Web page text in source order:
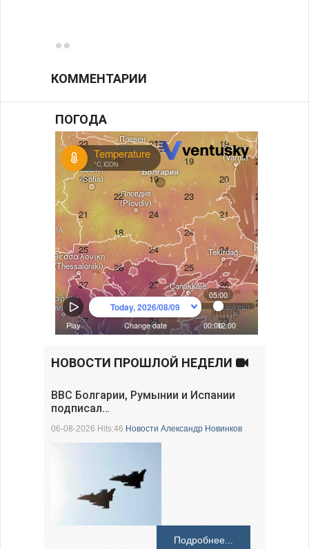
КОММЕНТАРИИ
ПОГОДА
НОВОСТИ ПРОШЛОЙ НЕДЕЛИ
ВВС Болгарии, Румынии и Испании
подписал…
06-08-2026 Hits:46Новости Александр Новинков
Подробнее...